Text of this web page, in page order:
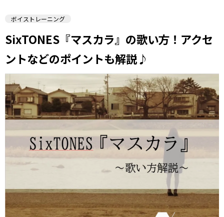
ボイストレーニング
SixTONES『マスカラ』の歌い方！アクセ
ントなどのポイントも解説♪